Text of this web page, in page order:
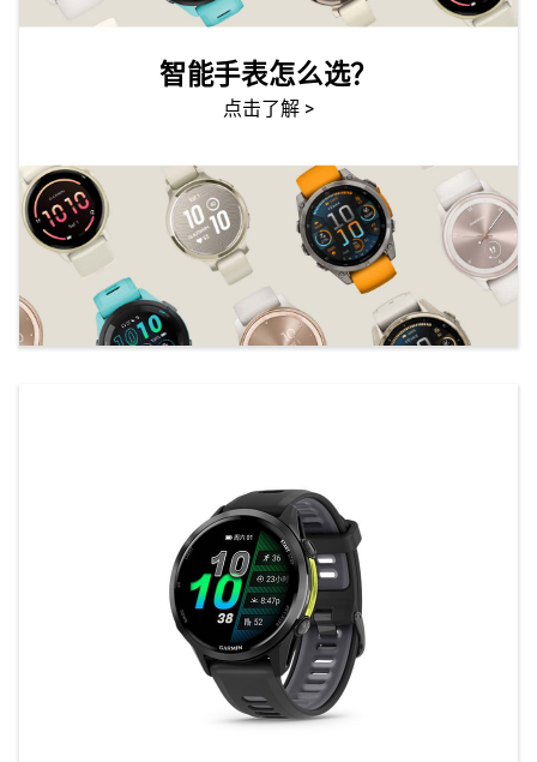
智能手表怎么选？
点击了解 >